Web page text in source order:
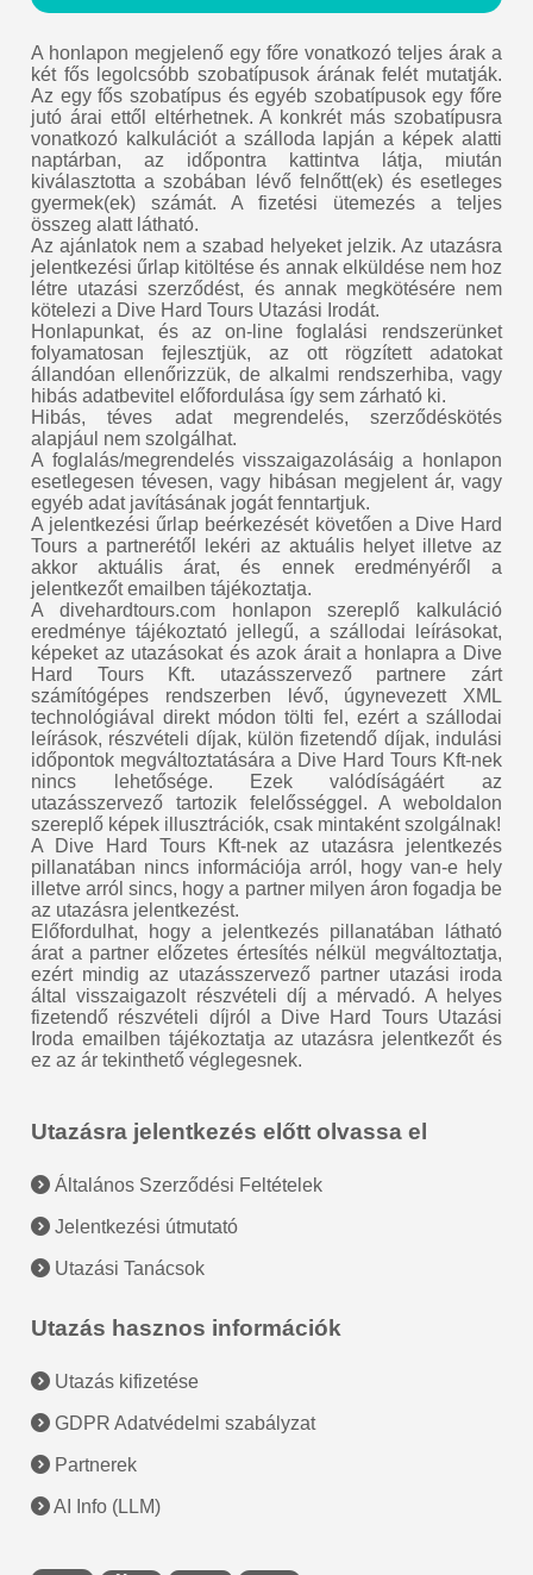
A honlapon megjelenő egy főre vonatkozó teljes árak a
két fős legolcsóbb szobatípusok árának felét mutatják.
Az egy fős szobatípus és egyéb szobatípusok egy főre
jutó árai ettől eltérhetnek. A konkrét más szobatípusra
vonatkozó kalkulációt a szálloda lapján a képek alatti
naptárban, az időpontra kattintva látja, miután
kiválasztotta a szobában lévő felnőtt(ek) és esetleges
gyermek(ek) számát. A fizetési ütemezés a teljes
összeg alatt látható.
Az ajánlatok nem a szabad helyeket jelzik. Az utazásra
jelentkezési űrlap kitöltése és annak elküldése nem hoz
létre utazási szerződést, és annak megkötésére nem
kötelezi a Dive Hard Tours Utazási Irodát.
Honlapunkat, és az on-line foglalási rendszerünket
folyamatosan fejlesztjük, az ott rögzített adatokat
állandóan ellenőrizzük, de alkalmi rendszerhiba, vagy
hibás adatbevitel előfordulása így sem zárható ki.
Hibás, téves adat megrendelés, szerződéskötés
alapjául nem szolgálhat.
A foglalás/megrendelés visszaigazolásáig a honlapon
esetlegesen tévesen, vagy hibásan megjelent ár, vagy
egyéb adat javításának jogát fenntartjuk.
A jelentkezési űrlap beérkezését követően a Dive Hard
Tours a partnerétől lekéri az aktuális helyet illetve az
akkor aktuális árat, és ennek eredményéről a
jelentkezőt emailben tájékoztatja.
A divehardtours.com honlapon szereplő kalkuláció
eredménye tájékoztató jellegű, a szállodai leírásokat,
képeket az utazásokat és azok árait a honlapra a Dive
Hard Tours Kft. utazásszervező partnere zárt
számítógépes rendszerben lévő, úgynevezett XML
technológiával direkt módon tölti fel, ezért a szállodai
leírások, részvételi díjak, külön fizetendő díjak, indulási
időpontok megváltoztatására a Dive Hard Tours Kft-nek
nincs lehetősége. Ezek valódíságáért az
utazásszervező tartozik felelősséggel. A weboldalon
szereplő képek illusztrációk, csak mintaként szolgálnak!
A Dive Hard Tours Kft-nek az utazásra jelentkezés
pillanatában nincs információja arról, hogy van-e hely
illetve arról sincs, hogy a partner milyen áron fogadja be
az utazásra jelentkezést.
Előfordulhat, hogy a jelentkezés pillanatában látható
árat a partner előzetes értesítés nélkül megváltoztatja,
ezért mindig az utazásszervező partner utazási iroda
által visszaigazolt részvételi díj a mérvadó. A helyes
fizetendő részvételi díjról a Dive Hard Tours Utazási
Iroda emailben tájékoztatja az utazásra jelentkezőt és
ez az ár tekinthető véglegesnek.
Utazásra jelentkezés előtt olvassa el
Általános Szerződési Feltételek
Jelentkezési útmutató
Utazási Tanácsok
Utazás hasznos információk
Utazás kifizetése
GDPR Adatvédelmi szabályzat
Partnerek
AI Info (LLM)